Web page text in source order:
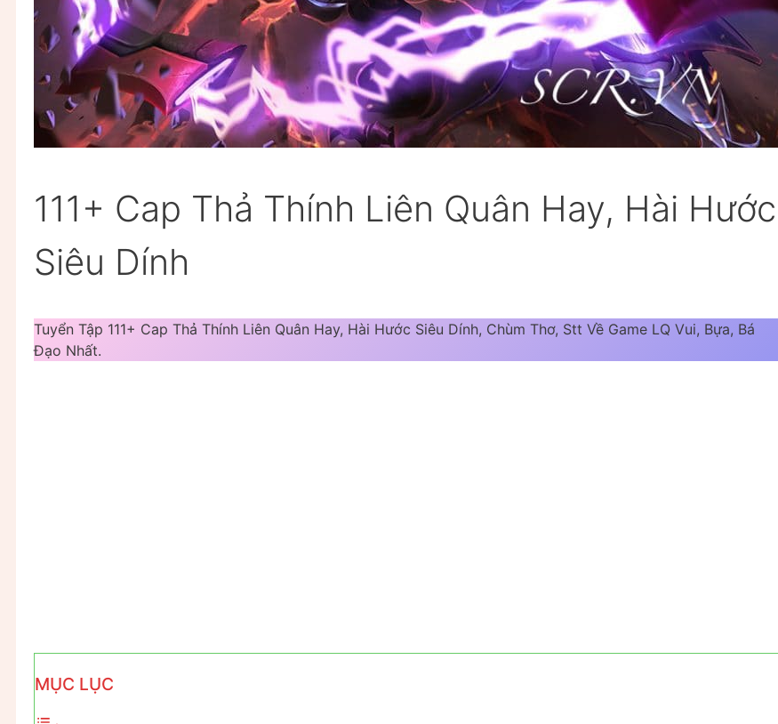
111+ Cap Thả Thính Liên Quân Hay, Hài Hước
Siêu Dính
Tuyển Tập 111+ Cap Thả Thính Liên Quân Hay, Hài Hước Siêu Dính, Chùm Thơ, Stt Về Game LQ Vui, Bựa, Bá
Đạo Nhất.
MỤC LỤC